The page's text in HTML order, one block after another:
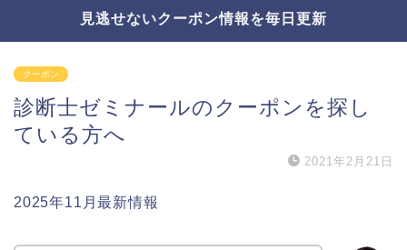
見逃せないクーポン情報を毎日更新
クーポン
診断士ゼミナールのクーポンを探し
ている方へ
2021年2月21日
2025年11月最新情報